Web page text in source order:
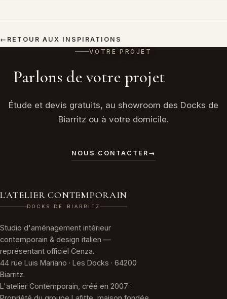
← RETOUR AUX INSPIRATIONS
VOTRE PROJET
Parlons de votre projet
Étude et devis gratuits, au showroom des Docks de
Biarritz ou à votre domicile.
NOUS CONTACTER →
L'ATELIER CONTEMPORAIN
DOCKS DE BIARRITZ
Studio d'aménagement intérieur
contemporain & design italien —
représentant officiel Cenza.
44 rue Luis Mariano · Les Docks · 64200
Biarritz.
L'atelier Contemporain, créé en 2007 ·